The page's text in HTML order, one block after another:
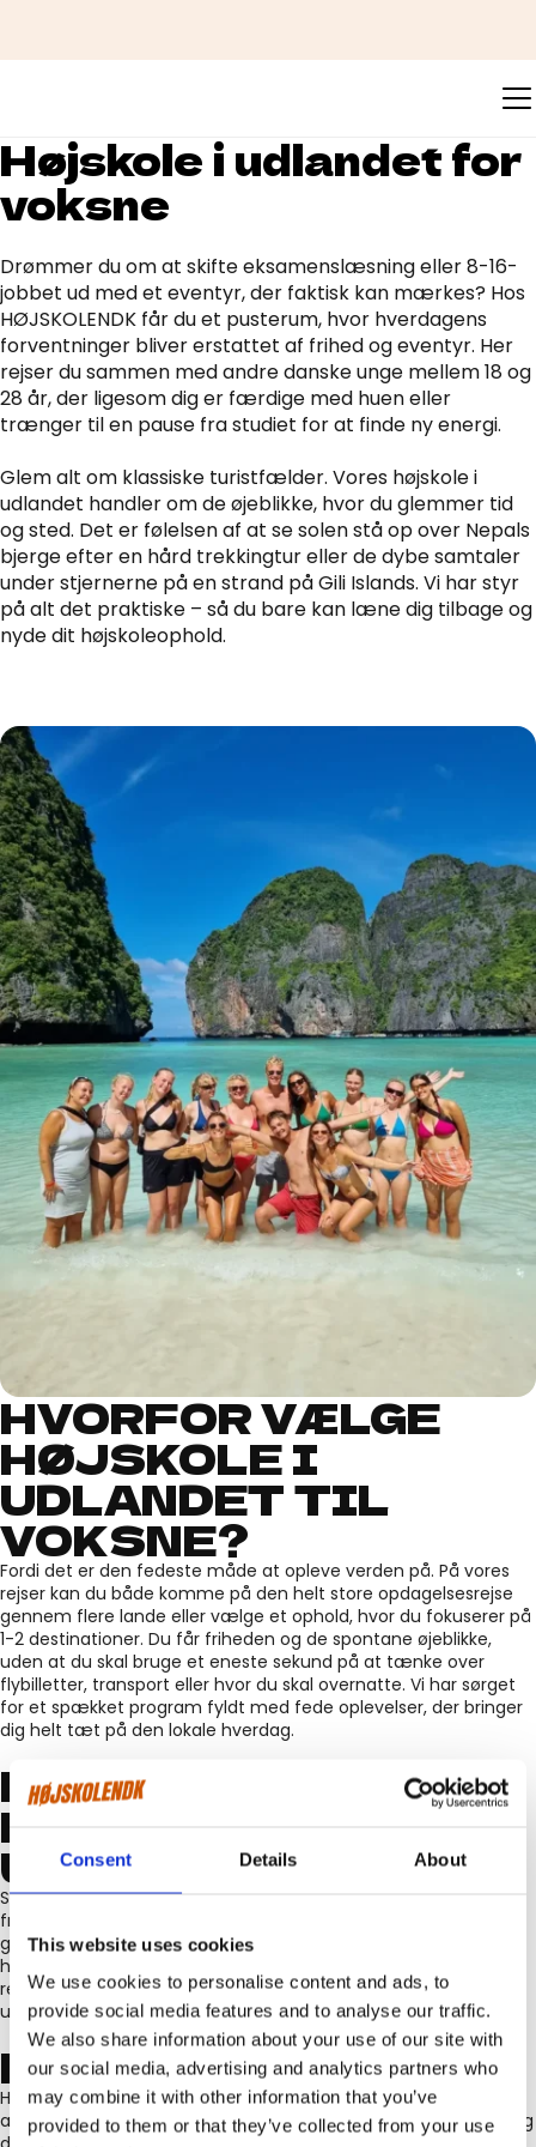
Consent Details About
This website uses cookies
We use cookies to personalise content and ads, to
provide social media features and to analyse our traffic.
We also share information about your use of our site with
our social media, advertising and analytics partners who
may combine it with other information that you’ve
provided to them or that they’ve collected from your use
Højskole i udlandet for
voksne
Drømmer du om at skifte eksamenslæsning eller 8-16-
jobbet ud med et eventyr, der faktisk kan mærkes? Hos
HØJSKOLENDK får du et pusterum, hvor hverdagens
forventninger bliver erstattet af frihed og eventyr. Her
rejser du sammen med andre danske unge mellem 18 og
28 år, der ligesom dig er færdige med huen eller
trænger til en pause fra studiet for at finde ny energi.
Glem alt om klassiske turistfælder. Vores højskole i
udlandet handler om de øjeblikke, hvor du glemmer tid
og sted. Det er følelsen af at se solen stå op over Nepals
bjerge efter en hård trekkingtur eller de dybe samtaler
under stjernerne på en strand på Gili Islands. Vi har styr
på alt det praktiske – så du bare kan læne dig tilbage og
nyde dit højskoleophold.
HØJSKOLE I UDLANDET FOR VOKSNE
HVORFOR VÆLGE
HØJSKOLE I
UDLANDET TIL
VOKSNE?
Fordi det er den fedeste måde at opleve verden på. På vores
rejser kan du både komme på den helt store opdagelsesrejse
gennem flere lande eller vælge et ophold, hvor du fokuserer på
1-2 destinationer. Du får friheden og de spontane øjeblikke,
uden at du skal bruge et eneste sekund på at tænke over
flybilletter, transport eller hvor du skal overnatte. Vi har sørget
for et spækket program fyldt med fede oplevelser, der bringer
dig helt tæt på den lokale hverdag.
ET UNIKT
FÆLLESSKAB AF
UNGE VOKSNE
Sammen med andre unge voksne fra hele landet deler du alt
fra store oplevelser til de rolige stunder. Vi sørger for at ryste
gruppen godt sammen gennem sociale aktiviteter, så du
hurtigt føler dig inkluderet. For mange bliver venskaberne fra
rejsen til livslange bånd, fordi I har delt oplevelser, der er langt
ud over det sædvanlige.
REJS UD MED RO
Hos HØJSKOLENDK finder du balance mellem planlagte
aktiviteter og tid til dine egne eventyr. Vi står for sikkerheden og